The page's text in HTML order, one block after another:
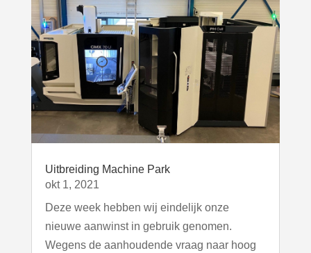
Uitbreiding Machine Park
okt 1, 2021
Deze week hebben wij eindelijk onze
nieuwe aanwinst in gebruik genomen.
Wegens de aanhoudende vraag naar hoog